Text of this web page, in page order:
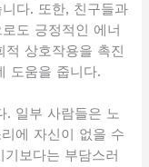
다. 또한, 친구들과
도 긍정적인 에너
상호작용을 촉진
도움을 줍니다.
. 일부 사람들은 노
에 자신이 없을 수
보다는 부담스러